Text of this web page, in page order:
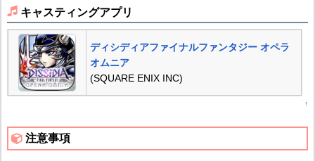
キャスティングアプリ
ディシディアファイナルファンタジー オペラ
オムニア
(SQUARE ENIX INC)
↑
注意事項